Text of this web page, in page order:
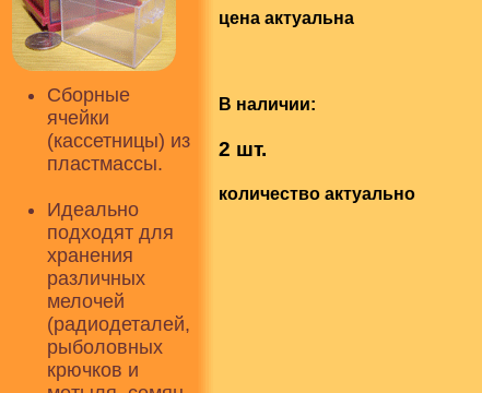
Сборные
ячейки
(кассетницы) из
пластмассы.
Идеально
подходят для
хранения
различных
мелочей
(радиодеталей,
рыболовных
крючков и
цена актуальна
В наличии:
2 шт.
количество актуально